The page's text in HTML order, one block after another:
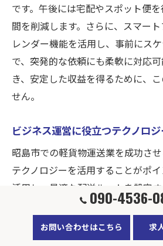
です。午後には宅配やスポット便
間を削減します。さらに、スマー
レンダー機能を活用し、事前にス
で、突発的な依頼にも柔軟に対応
き、安定した収益を得るために、
せん。
ビジネス運営に役立つテクノロ
昭島市での軽貨物運送業を成功さ
テクノロジーを活用することがポイ
活用し、最適な配送ルートを設定
料を節約できます。また、企業配
最大化するために、配送管理シス
タイムでの業務状況の把握が可能で
090-4536-
お問い合わせはこちら 求